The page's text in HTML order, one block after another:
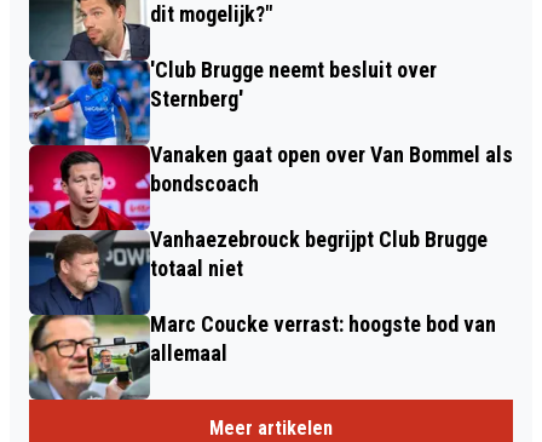
dit mogelijk?"
'Club Brugge neemt besluit over
Sternberg'
Vanaken gaat open over Van Bommel als
bondscoach
Vanhaezebrouck begrijpt Club Brugge
totaal niet
Marc Coucke verrast: hoogste bod van
allemaal
Meer artikelen